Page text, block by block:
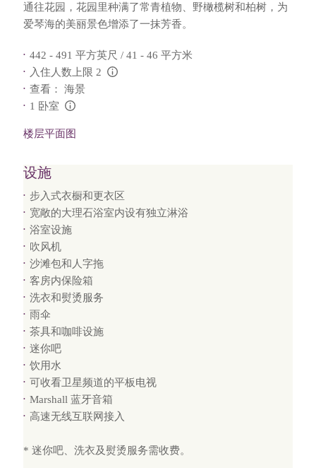
通往花园，花园里种满了常青植物、野橄榄树和柏树，为
爱琴海的美丽景色增添了一抹芳香。
442 - 491 平方英尺 / 41 - 46 平方米
入住人数上限 2
查看： 海景
1 卧室
楼层平面图
设施
步入式衣橱和更衣区
宽敞的大理石浴室内设有独立淋浴
浴室设施
吹风机
沙滩包和人字拖
客房内保险箱
洗衣和熨烫服务
雨伞
茶具和咖啡设施
迷你吧
饮用水
可收看卫星频道的平板电视
Marshall 蓝牙音箱
高速无线互联网接入
* 迷你吧、洗衣及熨烫服务需收费。